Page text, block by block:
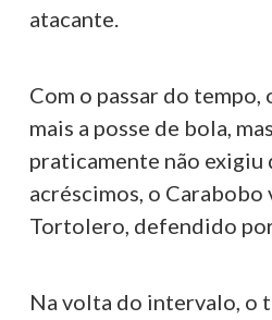
atacante.
Com o passar do
mais a posse de bola,
praticamente não exigiu
acréscimos, o
Tortolero, defendido
Na volta do intervalo, o